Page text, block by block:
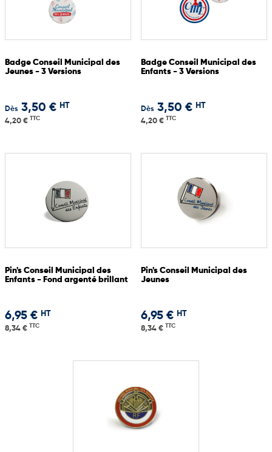
Badge Conseil Municipal des
Jeunes - 3 Versions
Dès 3,50 € HT
4,20 € TTC
Badge Conseil Municipal des
Enfants - 3 Versions
Dès 3,50 € HT
4,20 € TTC
Pin's Conseil Municipal des
Enfants - Fond argenté brillant
6,95 € HT
8,34 € TTC
Pin's Conseil Municipal des
Jeunes
6,95 € HT
8,34 € TTC